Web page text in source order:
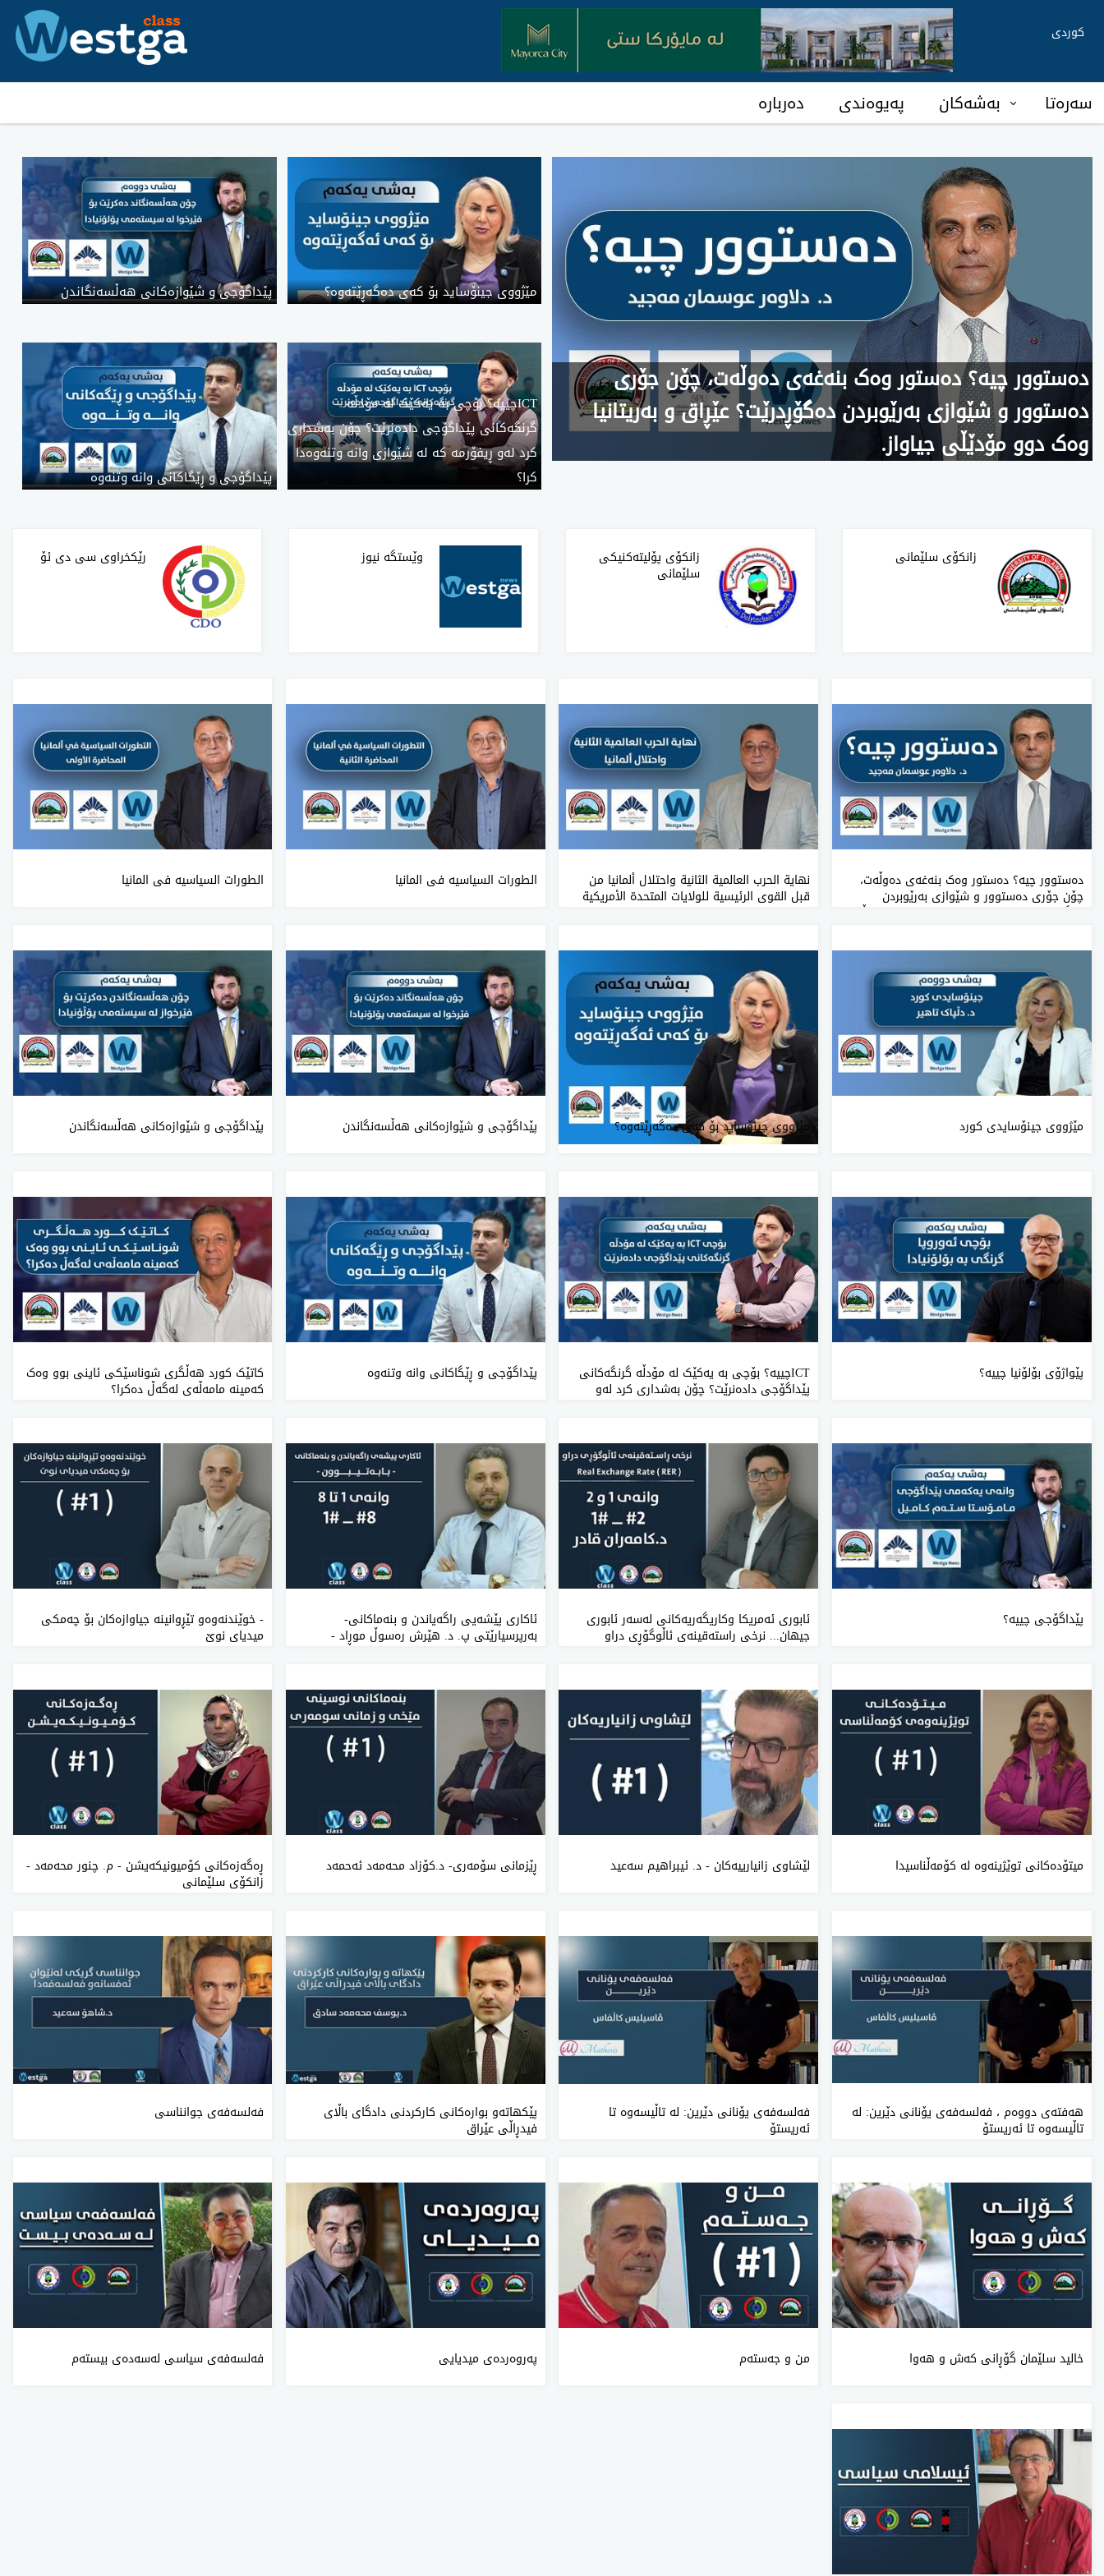
کوردی
سەرەتا بەشەکان پەیوەندی دەربارە
دەستوور چیە؟ دەستور وەک بنەغەی دەوڵەت، چۆن جۆری
دەستوور و شێوازی بەرێوبردن دەگۆڕدرێت؟ عێڕاق و بەریتانیا
وەک دوو مۆدێڵی جیاواز.
مێژووی جینۆساید بۆ کەی دەگەڕێتەوە؟ پێداگۆجی و شێوازەکانی هەڵسەنگاندن
ICTچییە؟ بۆچی بە یەکێک لە مۆدڵە
گرنگەکانی پێداگۆجی دادەنرێت؟ چۆن بەشداری
کرد لەو ڕیفۆرمە کە لە شێوازی وانە وتنەوەدا
کرا؟
پێداگۆجی و ڕێگاکانی وانە وتنەوە
زانکۆی سلێمانی‌ ‌زانکۆی پۆلیتەکنیکی
سلێمانی
وێستگە نیوز‌ ‌رێکخراوی سی دی ئۆ
دەستوور چیە؟ دەستور وەک بنەغەی دەوڵەت،
چۆن جۆری دەستوور و شێوازی بەرێوبردن
دەگۆڕدرێت؟ عێڕاق و بەریتانیا وەک دوو مۆدێڵی
نهاية الحرب العالمية الثانية واحتلال ألمانيا من
قبل القوى الرئيسية للولايات المتحدة الأمريكية
الطورات السیاسیە فی المانیا الطورات السیاسیە فی المانیا
مێژووی جینۆسایدی کورد مێژووی جینۆساید بۆ کەی دەگەڕێتەوە؟ پێداگۆجی و شێوازەکانی هەڵسەنگاندن پێداگۆجی و شێوازەکانی هەڵسەنگاندن
پێواژۆی بۆلۆنیا چییە؟ ICTچییە؟ بۆچی بە یەکێک لە مۆدڵە گرنگەکانی
پێداگۆجی دادەنرێت؟ چۆن بەشداری کرد لەو
پێداگۆجی و ڕێگاکانی وانە وتنەوە کاتێک کورد هەڵگری شوناسێکی ئاینی بوو وەک
کەمینە مامەڵەی لەگەڵ دەکرا؟
پێداگۆجی‌ چییه‌؟ ئابوری ئەمریکا وکاریگەریەکانی لەسەر ئابوری
جیهان... نرخی راستەقینەی ئاڵوگۆڕی دراو
ئاکاری پێشەیی راگەیاندن و بنەماکانی-
بەرپرسیارێتی پ. د. هێرش رەسوڵ موڕاد -
- خوێندنەوەو تێڕوانینە جیاوازەکان بۆ چەمکی
میدیای نوێ
میتۆدەکانی توێژینەوە لە کۆمەڵناسیدا لێشاوی‌ زانیارییه‌كان - د. ئیبراهیم سه‌عید ڕێزمانی سۆمەری- د.کۆزاد محەمەد ئەحمەد ڕه‌گه‌زه‌كانی كۆمیونیكه‌یشن - م. چنور محەمەد -
زانکۆی سلێمانی
هه‌فته‌ی‌ دووه‌م ، فەلسەفەی یۆنانی دێرین: لە
تاڵیسەوە تا ئەریستۆ
فەلسەفەی یۆنانی دێرین: لە تاڵیسەوە تا
ئەریستۆ
پێكهاته‌و بواره‌كانی‌ كاركردنی‌ دادگای‌ باڵای‌
فیدڕاڵی‌ عێراق
فه‌لسه‌فه‌ی‌ جوانناسی‌
خالید سلێمان گۆڕانی کەش و هەوا من و جه‌سته‌م په‌روه‌رده‌ی‌ میدیایی‌ فه‌لسه‌فه‌ی‌ سیاسی‌ له‌سه‌ده‌ی‌ بیسته‌م